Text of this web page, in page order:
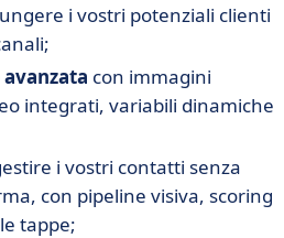
i vostri potenziali clienti
con immagini
integrati, variabili dinamiche
i vostri contatti senza
con pipeline visiva, scoring
tappe;